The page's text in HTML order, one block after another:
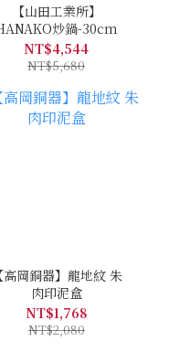
【山田工業所】
炒鍋-30cm
NT$4,544
NT$5,680
【高岡銅器】龍地紋 朱
肉印泥盒
NT$1,768
NT$2,080